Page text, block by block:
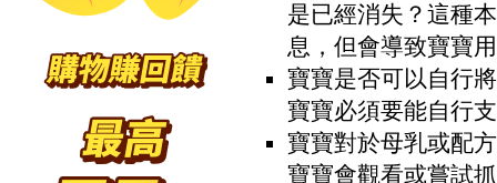
是已經消失？這種
息，但會導致寶寶
寶寶是否可以自行
寶寶必須要能自行
寶寶對於母乳或配
寶寶會觀看或嘗試